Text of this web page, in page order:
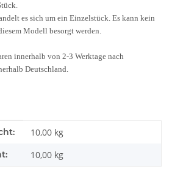
es sich um ein Einzelstück. Es kann kein
Modell besorgt werden.
innerhalb von 2-3 Werktage nach
Deutschland.
10,00 kg
10,00 kg